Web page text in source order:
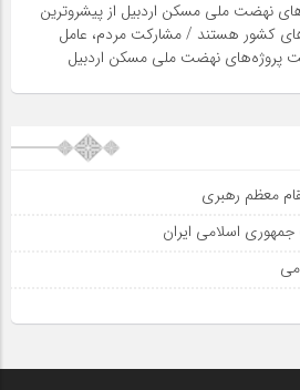
نهضت ملی مسکن اردبیل از پیشروترین
کشور هستند / مشارکت مردم، عامل
پروژه‌های نهضت ملی مسکن اردبیل
معظم رهبری
جمهوری اسلامی ایران